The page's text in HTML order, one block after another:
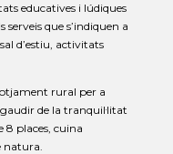
educatives i lúdiques
serveis que s’indiquen a
d’estiu, activitats
rural per a
de la tranquil·litat
8 places, cuina
natura.